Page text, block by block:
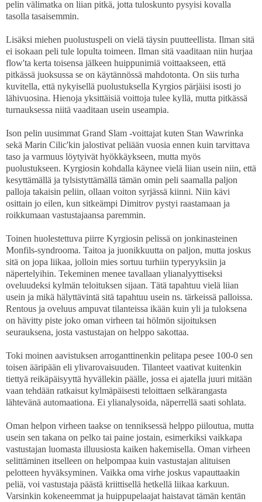
pelin välimatka on liian pitkä, jotta tuloskunto pysyisi kovalla
tasolla tasaisemmin.
Lisäksi miehen puolustuspeli on vielä täysin puutteellista. Ilman sitä
ei isokaan peli tule lopulta toimeen. Ilman sitä vaaditaan niin hurjaa
flow'ta kerta toisensa jälkeen huippunimiä voittaakseen, että
pitkässä juoksussa se on käytännössä mahdotonta. On siis turha
kuvitella, että nykyisellä puolustuksella Kyrgios pärjäisi isosti jo
lähivuosina. Hienoja yksittäisiä voittoja tulee kyllä, mutta pitkässä
turnauksessa niitä vaaditaan usein useampia.
Ison pelin uusimmat Grand Slam -voittajat kuten Stan Wawrinka
sekä Marin Cilic'kin jalostivat peliään vuosia ennen kuin tarvittava
taso ja varmuus löytyivät hyökkäykseen, mutta myös
puolustukseen. Kyrgiosin kohdalla käynee vielä liian usein niin, että
kesyttämällä ja tylsistyttämällä tämän omin peli saamalla paljon
palloja takaisin peliin, ollaan voiton syrjässä kiinni. Niin kävi
osittain jo eilen, kun sitkeämpi Dimitrov pystyi raastamaan ja
roikkumaan vastustajaansa paremmin.
Toinen huolestettuva piirre Kyrgiosin pelissä on jonkinasteinen
Monfils-syndrooma. Taitoa ja juonikkuutta on paljon, mutta joskus
sitä on jopa liikaa, jolloin mies sortuu turhiin typeryyksiin ja
näpertelyihin. Tekeminen menee tavallaan ylianalyyttiseksi
oveluudeksi kylmän teloituksen sijaan. Tätä tapahtuu vielä liian
usein ja mikä hälyttävintä sitä tapahtuu usein ns. tärkeissä palloissa.
Rentous ja oveluus ampuvat tilanteissa ikään kuin yli ja tuloksena
on hävitty piste joko oman virheen tai hölmön sijoituksen
seurauksena, josta vastustajan on helppo sakottaa.
Toki moinen aavistuksen arroganttinenkin pelitapa pesee 100-0 sen
toisen ääripään eli ylivarovaisuuden. Tilanteet vaativat kuitenkin
tiettyä reikäpäisyyttä hyvällekin päälle, jossa ei ajatella juuri mitään
vaan tehdään ratkaisut kylmäpäisesti teloittaen selkärangasta
lähtevänä automaationa. Ei ylianalysoida, näperrellä saati sohlata.
Oman helpon virheen taakse on tenniksessä helppo piiloutua, mutta
usein sen takana on pelko tai paine jostain, esimerkiksi vaikkapa
vastustajan luomasta illuusiosta kaiken hakemisella. Oman virheen
selittäminen itselleen on helpompaa kuin vastustajan alituisen
pelotteen hyväksyminen. Vaikka oma virhe joskus vapauttaakin
peliä, voi vastustaja päästä kriittisellä hetkellä liikaa karkuun.
Varsinkin kokeneemmat ja huippupelaajat haistavat tämän kentän